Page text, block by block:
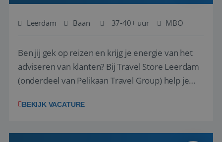
Leerdam Baan 37-40+ uur MBO
Ben jij gek op reizen en krijg je energie van het
adviseren van klanten? Bij Travel Store Leerdam
(onderdeel van Pelikaan Travel Group) help je
vinden. Samen maken we van elke reis een
hebt in de reisbranche of j...
BEKIJK VACATURE